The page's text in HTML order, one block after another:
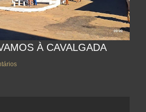
À CAVALGADA